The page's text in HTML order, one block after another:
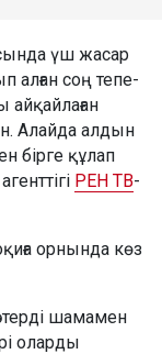
үш жасар
алған соң тепе-
айқайлаған
Алайда алдын
бірге құлап
агенттігі РЕН ТВ-
орнында көз
шамамен
оларды